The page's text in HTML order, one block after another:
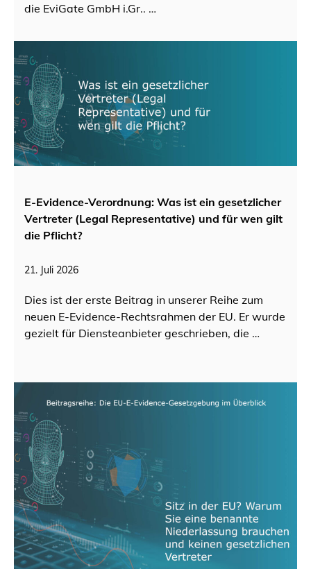
die EviGate GmbH i.Gr.. …
E-Evidence-Verordnung: Was ist ein gesetzlicher
Vertreter (Legal Representative) und für wen gilt
die Pflicht?
21. Juli 2026
Dies ist der erste Beitrag in unserer Reihe zum
neuen E-Evidence-Rechtsrahmen der EU. Er wurde
gezielt für Diensteanbieter geschrieben, die …